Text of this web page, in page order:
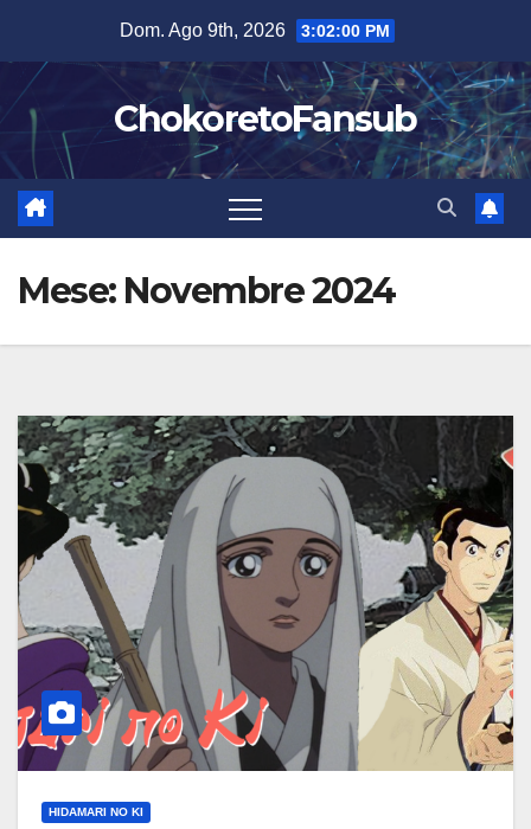
contenuto
Dom. Ago 9th, 2026 3:02:01 PM
ChokoretoFansub
Mese: Novembre 2024
HIDAMARI NO KI